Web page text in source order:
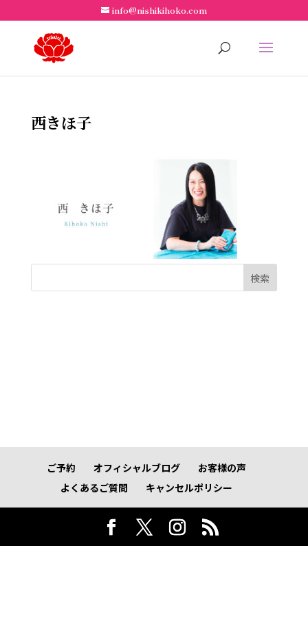
info@nishikihoko.com
西きほ子
検索
ご予約 オフィシャルブログ
お客様の声
よくあるご質問
キャンセルポリシー